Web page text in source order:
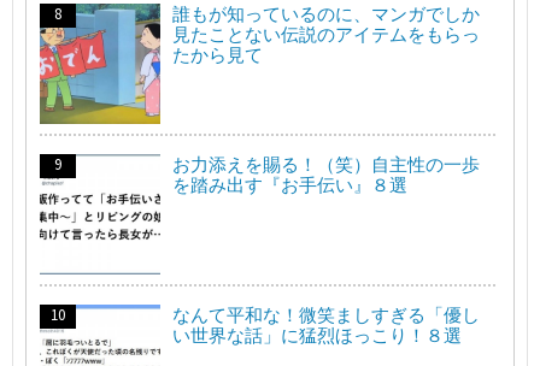
誰もが知っているのに、マンガでしか
見たことない伝説のアイテムをもらっ
たから見て
お力添えを賜る！（笑）自主性の一歩
を踏み出す『お手伝い』８選
なんて平和な！微笑ましすぎる「優し
い世界な話」に猛烈ほっこり！８選